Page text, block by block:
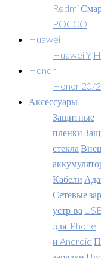
Redmi
POCCO
Huawei
Huawei Y
Honor
Honor 20/
Аксессуары
Защитные
пленки
стекла
Кабели
Сетевые
устр-ва
для iPhone
и Android